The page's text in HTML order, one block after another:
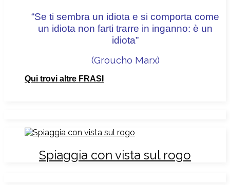
“Se ti sembra un idiota e si comporta come
un idiota non farti trarre in inganno: è un
idiota”
(Groucho Marx)
Qui trovi altre FRASI
Spiaggia con vista sul rogo